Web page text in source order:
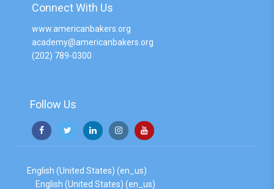
Connect With Us
www.americanbakers.org
academy@americanbakers.org
(202) 789-0300
Follow Us
English (United States) ‎(en_us)‎
English (United States) ‎(en_us)‎